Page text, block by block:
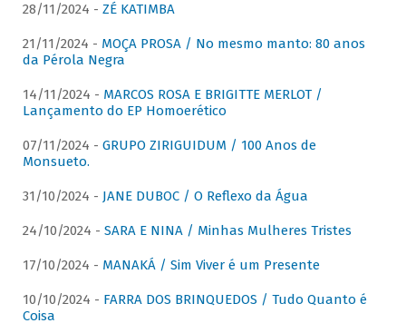
28/11/2024 - ZÉ KATIMBA
21/11/2024 - MOÇA PROSA / No mesmo manto: 80 anos
da Pérola Negra
14/11/2024 - MARCOS ROSA E BRIGITTE MERLOT /
Lançamento do EP Homoerético
07/11/2024 - GRUPO ZIRIGUIDUM / 100 Anos de
Monsueto.
31/10/2024 - JANE DUBOC / O Reflexo da Água
24/10/2024 - SARA E NINA / Minhas Mulheres Tristes
17/10/2024 - MANAKÁ / Sim Viver é um Presente
10/10/2024 - FARRA DOS BRINQUEDOS / Tudo Quanto é
Coisa